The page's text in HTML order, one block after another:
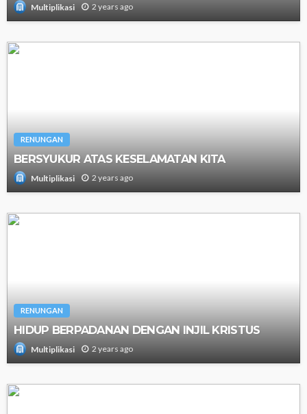
Multiplikasi 2 years ago
RENUNGAN
BERSYUKUR ATAS KESELAMATAN KITA
Multiplikasi 2 years ago
RENUNGAN
HIDUP BERPADANAN DENGAN INJIL KRISTUS
Multiplikasi 2 years ago